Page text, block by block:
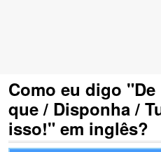
Como eu digo
que / Disponha /
isso!" em inglês?